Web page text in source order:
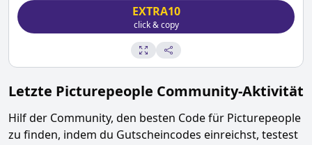
EXTRA10
click & copy
Letzte Picturepeople Community-Aktivität
Hilf der Community, den besten Code für Picturepeople
zu finden, indem du Gutscheincodes einreichst, testest